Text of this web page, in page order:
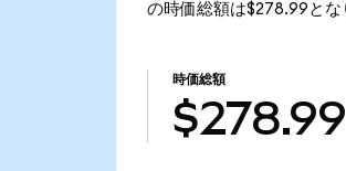
の時価総額は$278.99とな
時価総額
$278.99